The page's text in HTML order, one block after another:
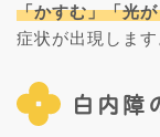
「かすむ」「光
症状が出現します
白内障